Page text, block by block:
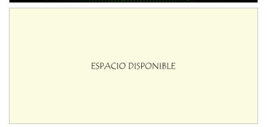
Avellaneda (Santa Fe)